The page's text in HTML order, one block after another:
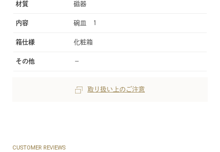
材質 磁器
内容 碗皿 1
箱仕様 化粧箱
その他 −
取り扱い上のご注意
CUSTOMER REVIEWS